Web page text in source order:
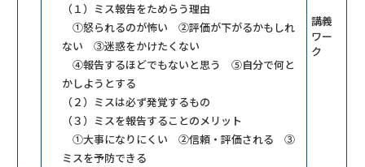
（１）ミス報告をためらう理由
①怒られるのが怖い ②評価が下がるかもしれ
ない ③迷惑をかけたくない
④報告するほどでもないと思う ⑤自分で何と
かしようとする
（２）ミスは必ず発覚するもの
（３）ミスを報告することのメリット
①大事になりにくい ②信頼・評価される ③
ミスを予防できる
講義
ワー
ク